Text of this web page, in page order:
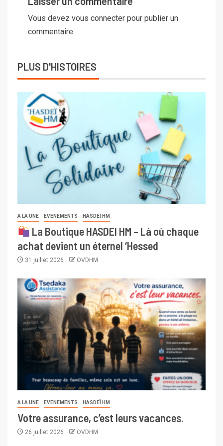
Vous devez vous connecter pour publier un
commentaire.
PLUS D'HISTOIRES
A LA UNE EVENEMENTS HASDEÏ HM
La Boutique HASDEI HM – Là où chaque
achat devient un éternel ‘Hessed
31 juillet 2026 OVDHM
A LA UNE EVENEMENTS HASDEÏ HM
Votre assurance, c’est leurs vacances.
26 juillet 2026 OVDHM